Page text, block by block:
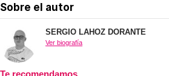
Sobre el autor
SERGIO LAHOZ DORANTE
Ver biografía